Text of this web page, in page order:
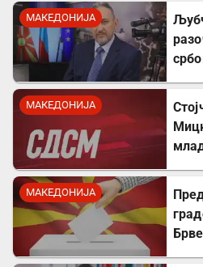
МАКЕДОНИЈА
МАКЕДОНИЈА
МАКЕДОНИЈА